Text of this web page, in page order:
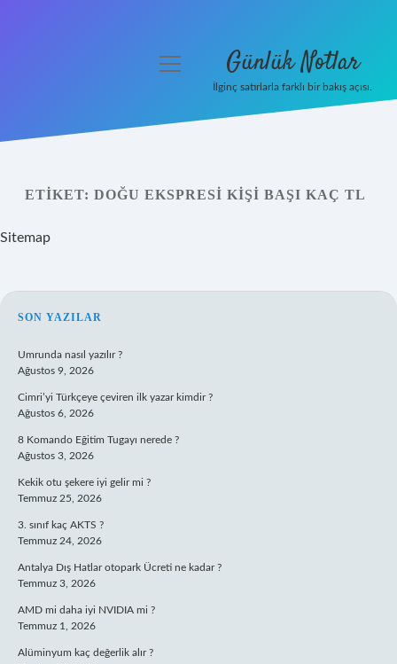
Yasal Uyarı
Hakkımızda
menüyü
Günlük Notlar
İlginç satırlarla farklı bir bakış açısı.
ETIKET: DOĞU EKSPRESI KIŞI BAŞI KAÇ TL
Sitemap
SIDEBAR
SON YAZILAR
Umrunda nasıl yazılır ?
Ağustos 9, 2026
Cimri’yi Türkçeye çeviren ilk yazar kimdir ?
Ağustos 6, 2026
8 Komando Eğitim Tugayı nerede ?
Ağustos 3, 2026
Kekik otu şekere iyi gelir mi ?
Temmuz 25, 2026
3. sınıf kaç AKTS ?
Temmuz 24, 2026
Antalya Dış Hatlar otopark Ücreti ne kadar ?
Temmuz 3, 2026
AMD mi daha iyi NVIDIA mi ?
Temmuz 1, 2026
Alüminyum kaç değerlik alır ?